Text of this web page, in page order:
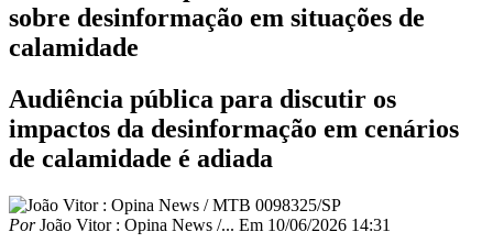
sobre desinformação em situações de
calamidade
Audiência pública para discutir os
impactos da desinformação em cenários
de calamidade é adiada
PorJoão Vitor : Opina News /... Em 10/06/2026 14:31